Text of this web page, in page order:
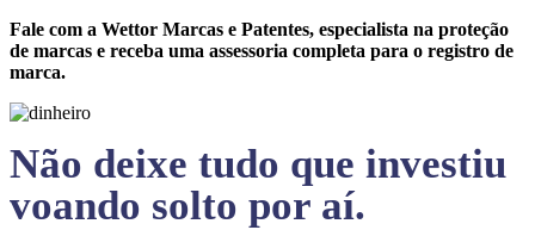
Fale com a Wettor Marcas e Patentes, especialista na proteção
de marcas e receba uma assessoria completa para o registro de
marca.
Não deixe tudo que investiu
voando solto por aí.